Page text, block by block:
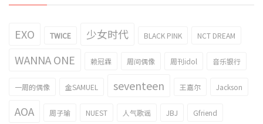
EXO TWICE 少女时代 BLACK PINK NCT DREAM
WANNA ONE 赖冠霖 周间偶像 周刊idol 音乐银行
一周的偶像 金SAMUEL seventeen 王嘉尔 Jackson
AOA 周子瑜 NUEST 人气歌谣 JBJ Gfriend